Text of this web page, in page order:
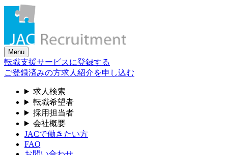
Skip
content
Menu
転職支援サービスに登録する
ご登録済みの方求人紹介を申し込む
求人検索
転職希望者
採用担当者
会社概要
JACで働きたい方
FAQ